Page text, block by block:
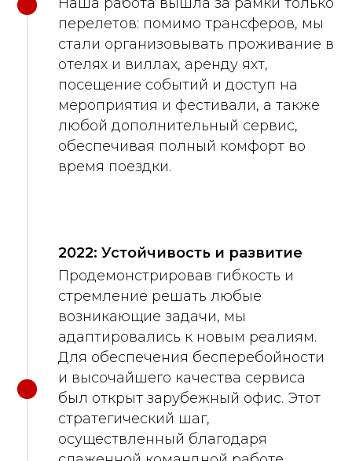
перелетов: помимо трансферов, мы
стали организовывать проживание в
отелях и виллах, аренду яхт,
посещение событий и доступ на
мероприятия и фестивали, а также
любой дополнительный сервис,
обеспечивая полный комфорт во
время поездки.
2022: Устойчивость и развитие
Продемонстрировав гибкость и
стремление решать любые
возникающие задачи, мы
адаптировались к новым реалиям.
Для обеспечения бесперебойности
и высочайшего качества сервиса
был открыт зарубежный офис. Этот
стратегический шаг,
осуществленный благодаря